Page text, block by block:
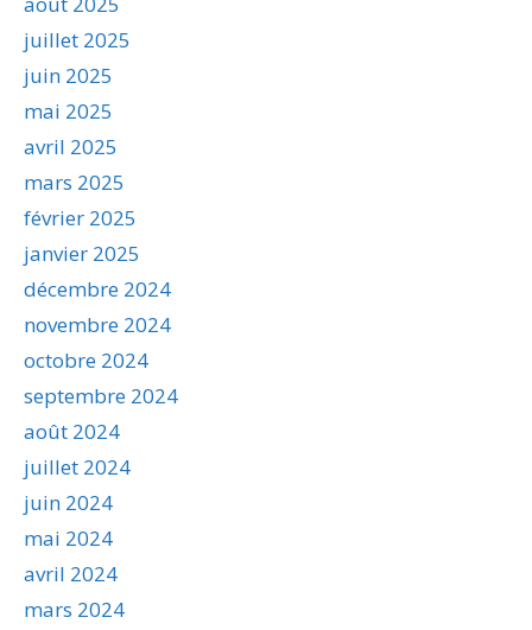
juillet 2025
juin 2025
mai 2025
avril 2025
mars 2025
février 2025
janvier 2025
décembre 2024
novembre 2024
octobre 2024
septembre 2024
août 2024
juillet 2024
juin 2024
mai 2024
avril 2024
mars 2024